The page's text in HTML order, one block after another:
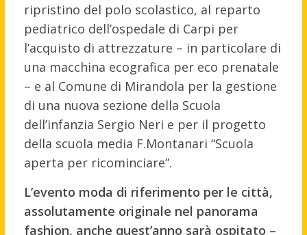
ripristino del polo scolastico, al reparto
pediatrico dell’ospedale di Carpi per
l’acquisto di attrezzature – in particolare di
una macchina ecografica per eco prenatale
– e al Comune di Mirandola per la gestione
di una nuova sezione della Scuola
dell’infanzia Sergio Neri e per il progetto
della scuola media F.Montanari “Scuola
aperta per ricominciare”.
L’evento moda di riferimento per le città,
assolutamente originale nel panorama
fashion, anche quest’anno sarà ospitato –